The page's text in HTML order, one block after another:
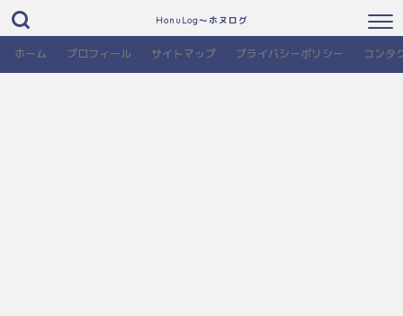
HonuLog～ホヌログ
ホーム プロフィール サイトマップ プライバシーポリシー コンタ